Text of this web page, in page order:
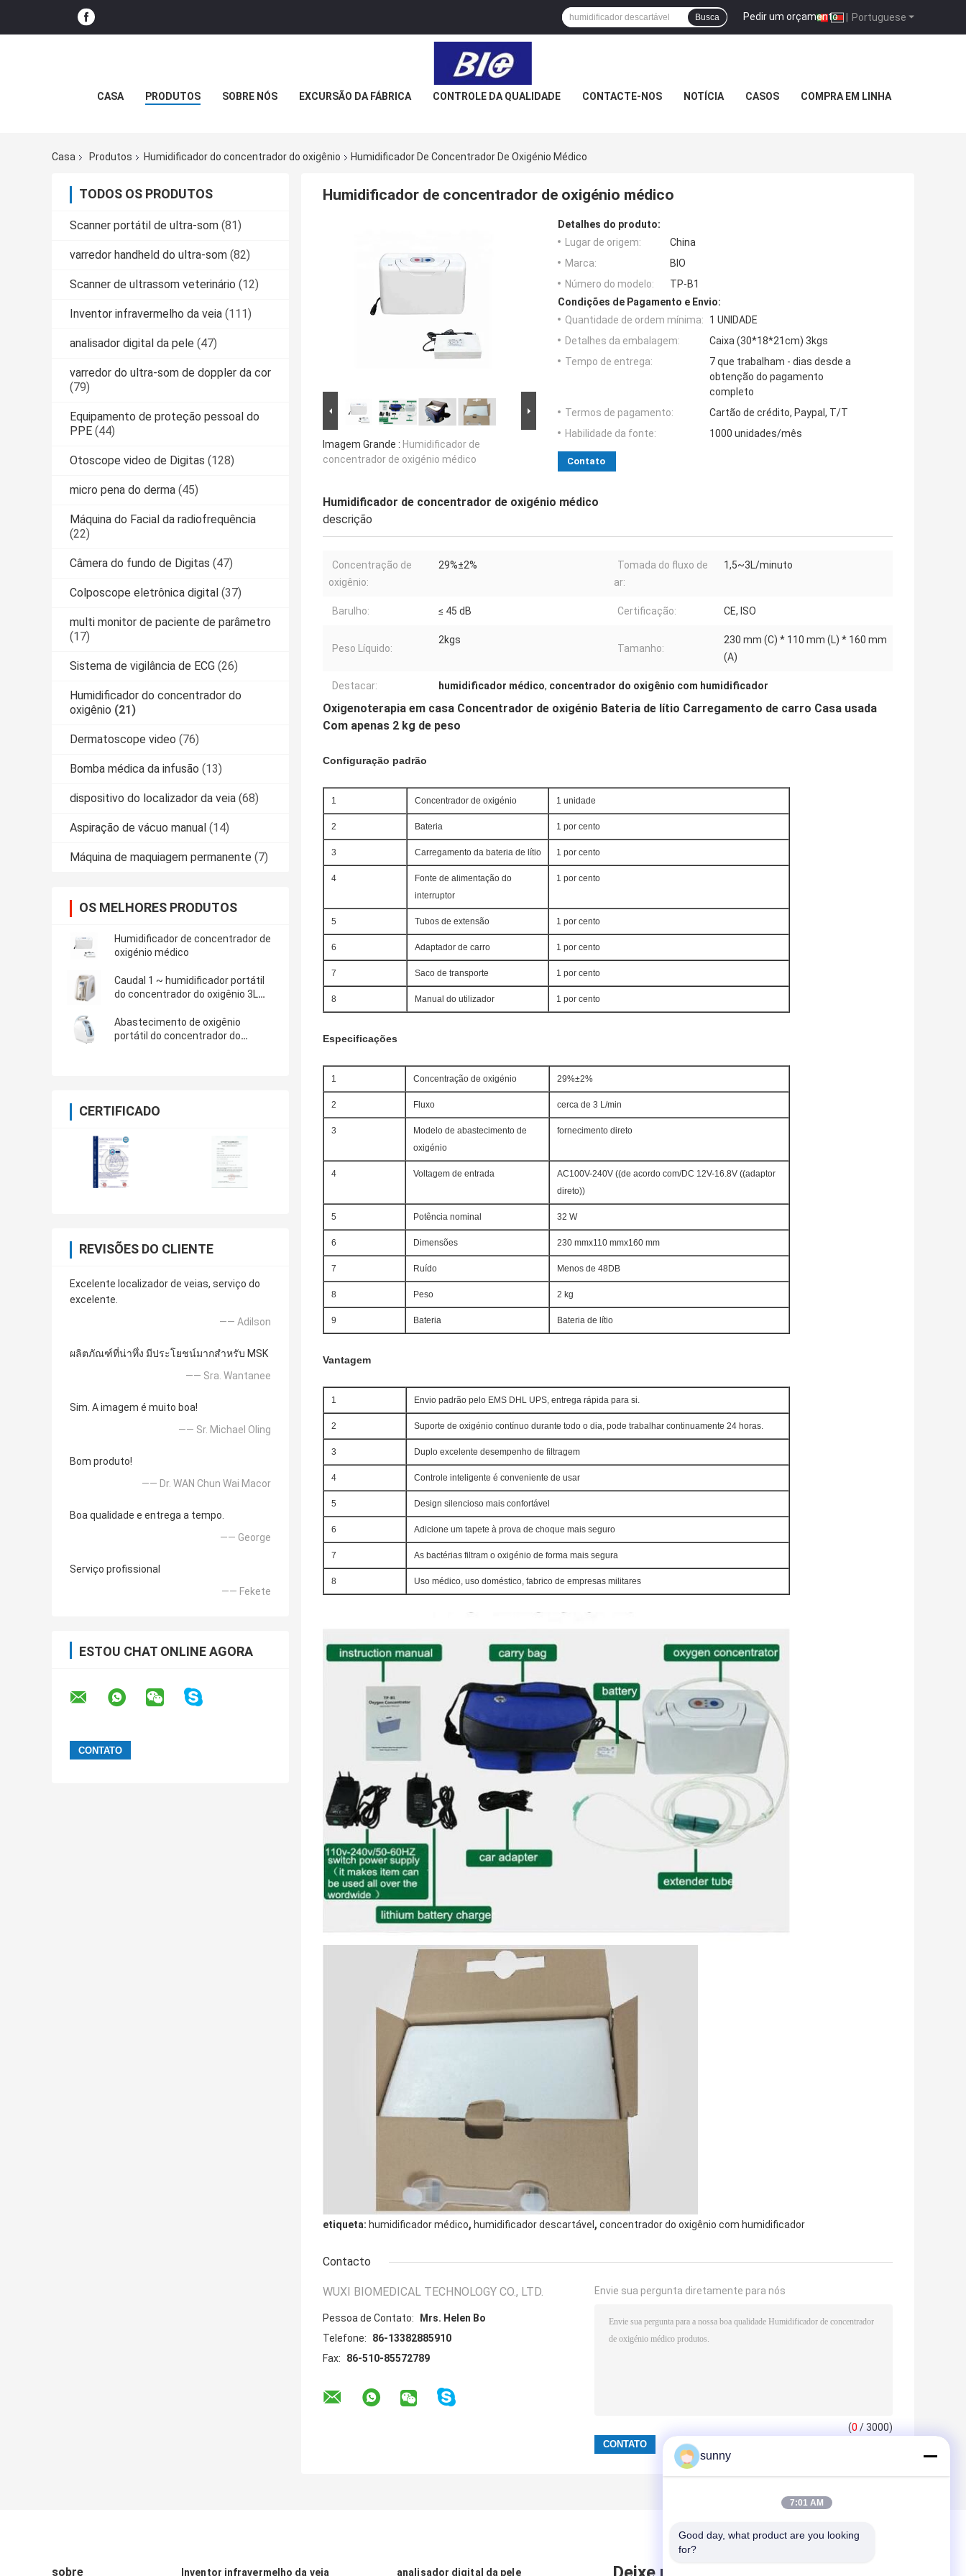
Portuguese
Pedir um orçamento |
Busca
CASA PRODUTOS SOBRE NÓS EXCURSÃO DA FÁBRICA CONTROLE DA QUALIDADE CONTACTE-NOS NOTÍCIA CASOS COMPRA EM LINHA
Casa Produtos Humidificador do concentrador do oxigênio Humidificador De Concentrador De Oxigénio Médico
TODOS OS PRODUTOS
Scanner portátil de ultra-som (81)
varredor handheld do ultra-som (82)
Scanner de ultrassom veterinário (12)
Inventor infravermelho da veia (111)
analisador digital da pele (47)
varredor do ultra-som de doppler da cor
(79)
Equipamento de proteção pessoal do
PPE (44)
Otoscope video de Digitas (128)
micro pena do derma (45)
Máquina do Facial da radiofrequência
(22)
Câmera do fundo de Digitas (47)
Colposcope eletrônica digital (37)
multi monitor de paciente de parâmetro
(17)
Sistema de vigilância de ECG (26)
Humidificador do concentrador do
oxigênio (21)
Dermatoscope video (76)
Bomba médica da infusão (13)
dispositivo do localizador da veia (68)
Aspiração de vácuo manual (14)
Máquina de maquiagem permanente (7)
OS MELHORES PRODUTOS
Humidificador de concentrador de
oxigénio médico
Caudal 1 ~ humidificador portátil
do concentrador do oxigênio 3L
equilíbrio térmico
Abastecimento de oxigênio
portátil do concentrador do
CERTIFICADO
REVISÕES DO CLIENTE
Excelente localizador de veias, serviço do
excelente.
—— Adilson
ผลิตภัณฑ์ที่น่าทึ่ง มีประโยชน์มากสำหรับ MSK
—— Sra. Wantanee
Sim. A imagem é muito boa!
—— Sr. Michael Oling
Bom produto!
—— Dr. WAN Chun Wai Macor
Boa qualidade e entrega a tempo.
—— George
Serviço profissional
—— Fekete
ESTOU CHAT ONLINE AGORA
Humidificador de concentrador de oxigénio médico
Imagem Grande : Humidificador de
concentrador de oxigénio médico
Detalhes do produto:
Lugar de origem:
China
Marca:
BIO
Número do modelo:
TP-B1
Condições de Pagamento e Envio:
Quantidade de ordem mínima:
1 UNIDADE
Detalhes da embalagem:
Caixa (30*18*21cm) 3kgs
Tempo de entrega:
7 que trabalham - dias desde a
obtenção do pagamento
completo
Termos de pagamento:
Cartão de crédito, Paypal, T/T
Habilidade da fonte:
1000 unidades/mês
Contato
Humidificador de concentrador de oxigénio médico
descrição
Concentração de
oxigênio:
29%±2%
Tomada do fluxo de
ar:
1,5~3L/minuto
Barulho: ≤ 45 dB Certificação: CE, ISO
Peso Líquido:
2kgs
Tamanho:
230 mm (C) * 110 mm (L) * 160 mm
(A)
Destacar: humidificador médico, concentrador do oxigênio com humidificador
Oxigenoterapia em casa Concentrador de oxigénio Bateria de lítio Carregamento de carro Casa usada
Com apenas 2 kg de peso
Configuração padrão
1 Concentrador de oxigénio 1 unidade
2 Bateria 1 por cento
3 Carregamento da bateria de lítio 1 por cento
4
Fonte de alimentação do
interruptor
1 por cento
5 Tubos de extensão 1 por cento
6 Adaptador de carro 1 por cento
7 Saco de transporte 1 por cento
8 Manual do utilizador 1 por cento
Especificações
1 Concentração de oxigénio 29%±2%
2 Fluxo cerca de 3 L/min
3
Modelo de abastecimento de
oxigénio
fornecimento direto
4 Voltagem de entrada
AC100V-240V ((de acordo com/DC 12V-16.8V ((adaptor
direto))
5 Potência nominal 32 W
6 Dimensões 230 mmx110 mmx160 mm
7 Ruído Menos de 48DB
8 Peso 2 kg
9 Bateria Bateria de lítio
Vantagem
1 Envio padrão pelo EMS DHL UPS, entrega rápida para si.
2 Suporte de oxigénio contínuo durante todo o dia, pode trabalhar continuamente 24 horas.
3 Duplo excelente desempenho de filtragem
4 Controle inteligente é conveniente de usar
5 Design silencioso mais confortável
6 Adicione um tapete à prova de choque mais seguro
7 As bactérias filtram o oxigénio de forma mais segura
8 Uso médico, uso doméstico, fabrico de empresas militares
etiqueta: humidificador médico, humidificador descartável , concentrador do oxigênio com humidificador
Contacto
WUXI BIOMEDICAL TECHNOLOGY CO., LTD.
Pessoa de Contato:
Mrs. Helen Bo
Telefone:
86-13382885910
Fax:
86-510-85572789
Envie sua pergunta diretamente para nós
(0 / 3000)
sobre Inventor infravermelho da veia analisador digital da pele
sunny
7:01 AM
Good day, what product are you looking
for?